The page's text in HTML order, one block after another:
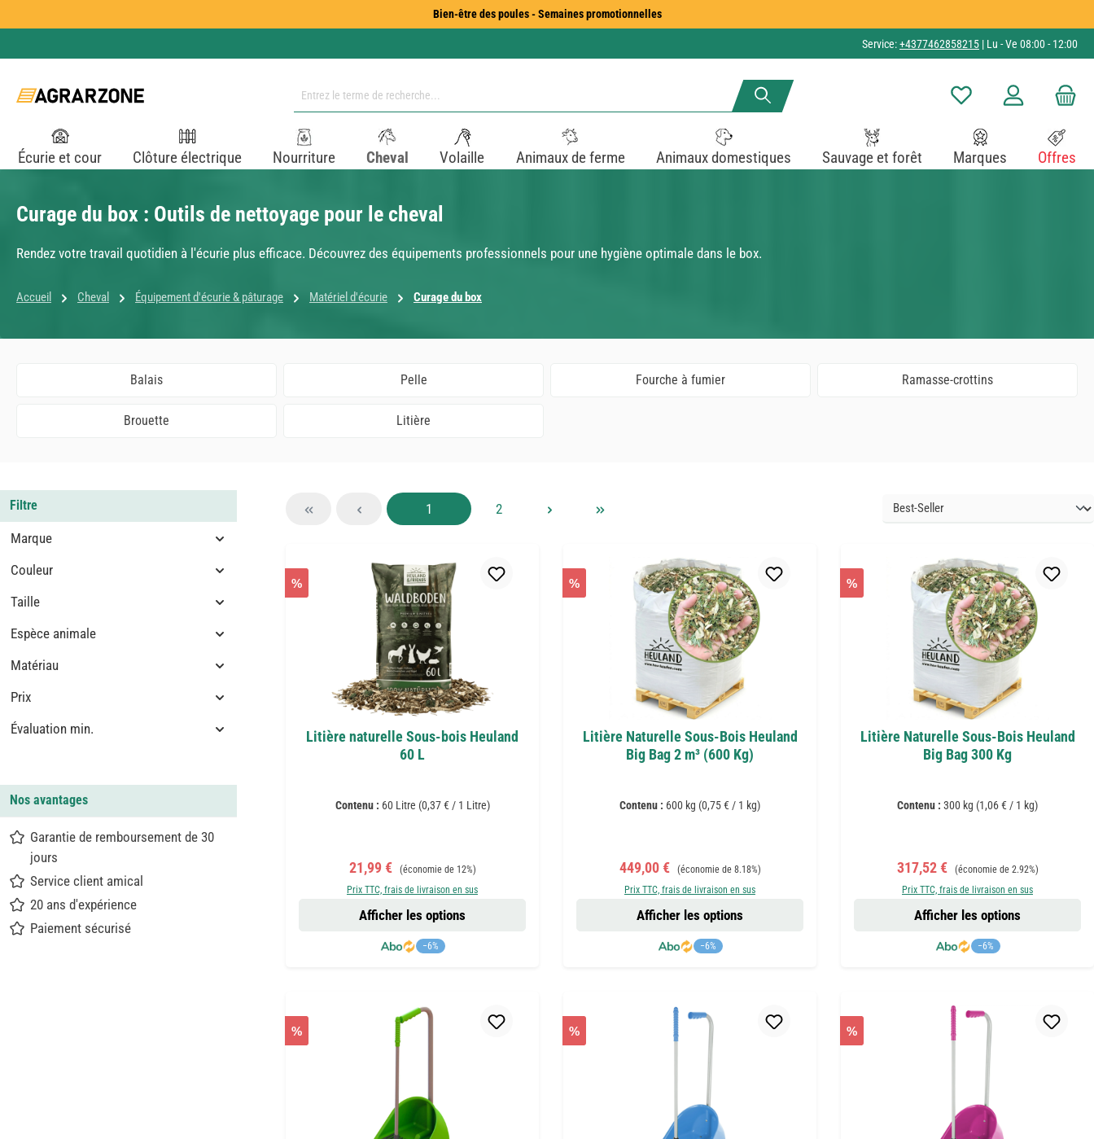
Bien-être des poules - Semaines promotionnelles
Service:+4377462858215 | Lu - Ve 08:00 - 12:00
Vous avez 0 articles dans
Écurie et cour Clôture électrique Nourriture Cheval Volaille Animaux de ferme Animaux domestiques Sauvage et forêt Marques Offres
Curage du box : Outils de nettoyage pour le cheval
Rendez votre travail quotidien à l'écurie plus efficace. Découvrez des équipements professionnels pour une hygiène optimale dans le box.
Accueil Cheval Équipement d'écurie & pâturage Matériel d'écurie Curage du box
Balais Pelle Fourche à fumier Ramasse-crottins
Brouette Litière
Filtre
Marque
Couleur
Taille
Espèce animale
Matériau
Prix
Évaluation min.
Nos avantages
Garantie de remboursement de 30
jours
Service client amical
20 ans d'expérience
Paiement sécurisé
Page
1 Page
2
%
Litière naturelle Sous-bois Heuland
60 L
Contenu : 60 Litre (0,37 € / 1 Litre)
Prix de vente :
21,99 € Prix régulier :
(économie de 12%)
Prix TTC, frais de livraison en sus
−6%
Afficher les options
%
Litière Naturelle Sous-Bois Heuland
Big Bag 2 m³ (600 Kg)
Contenu : 600 kg (0,75 € / 1 kg)
Prix de vente :
449,00 € Prix régulier :
(économie de 8.18%)
Prix TTC, frais de livraison en sus
−6%
Afficher les options
%
Litière Naturelle Sous-Bois Heuland
Big Bag 300 Kg
Contenu : 300 kg (1,06 € / 1 kg)
Prix de vente :
317,52 € Prix régulier :
(économie de 2.92%)
Prix TTC, frais de livraison en sus
−6%
Afficher les options
% % %